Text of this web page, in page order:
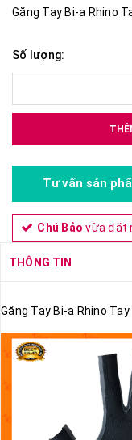
Găng Tay Bi-a Rhino
Số lượng:
Tư vấn sản
Chú Bảo vừa đặt
THÔNG TIN
Găng Tay Bi-a Rhino